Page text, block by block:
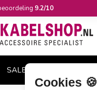
Cookies 🍪
9.2/10
SALE